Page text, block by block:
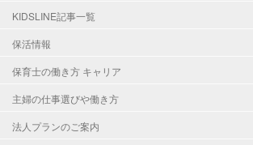
KIDSLINE記事一覧
保活情報
保育士の働き方 キャリア
主婦の仕事選びや働き方
法人プランのご案内